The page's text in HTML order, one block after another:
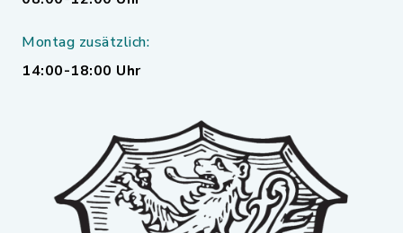
Montag zusätzlich:
14:00-18:00 Uhr